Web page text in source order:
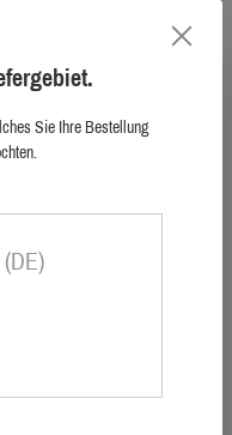
Sie Ihre Bestellung
(DE)